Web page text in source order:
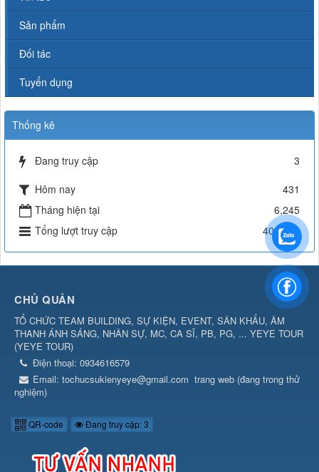
Sản phẩm
Đối tác
Tuyển dụng
Thống kê
Đang truy cập
3
Hôm nay
431
Tháng hiện tại
6,245
Tổng lượt truy cập
402,330
CHỦ QUẢN
TỔ CHỨC TEAM BUILDING, SỰ KIỆN, EVENT, SÂN KHẤU, ÂM
THANH ÁNH SÁNG, NHÂN SỰ, MC, CA SĨ, PB, PG, ... YEYE TOUR
(YEYE TOUR)
Điện thoại: 0934616579
Email: tochucsukienyeye@gmail.com trang web (đang trong thử
nghiệm)
QR-code Đang truy cập: 3